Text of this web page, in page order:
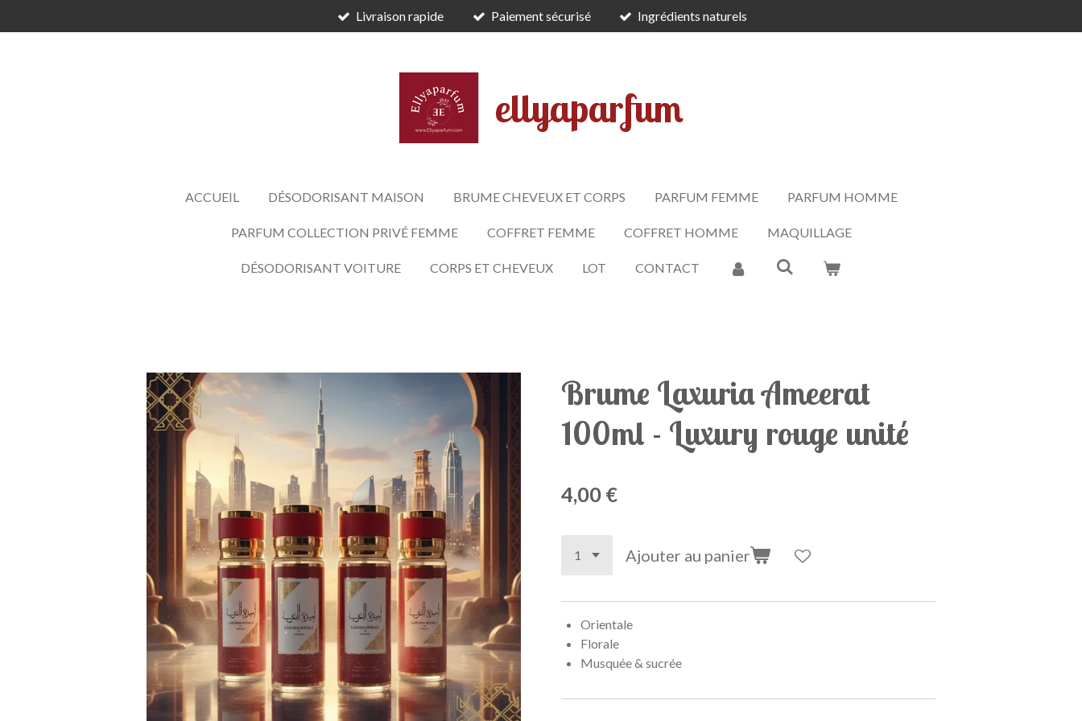
au
Livraison rapide Paiement sécurisé Ingrédients naturels
ellyaparfum
ACCUEIL DÉSODORISANT MAISON BRUME CHEVEUX ET CORPS PARFUM FEMME PARFUM HOMME
PARFUM COLLECTION PRIVÉ FEMME COFFRET FEMME COFFRET HOMME MAQUILLAGE
DÉSODORISANT VOITURE CORPS ET CHEVEUX LOT CONTACT
Brume Laxuria Ameerat
100ml - Luxury rouge unité
4,00 €
Ajouter au panier
Orientale
Florale
Musquée & sucrée